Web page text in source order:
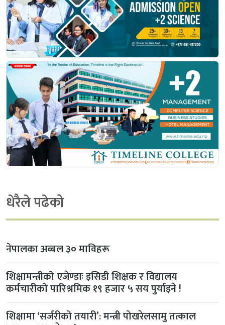
धेरैले पढेको
नेपालका अब्बल ३० माविहरू
शिक्षामन्त्रीको एजेण्डाः इसिडी शिक्षक र विद्यालय
कर्मचारीको पारिश्रमिक १९ हजार ५ सय पुर्याइने !
शिक्षामा ‘सर्जरीको तयारी’: मन्त्री पोखरेलसामु तत्काल